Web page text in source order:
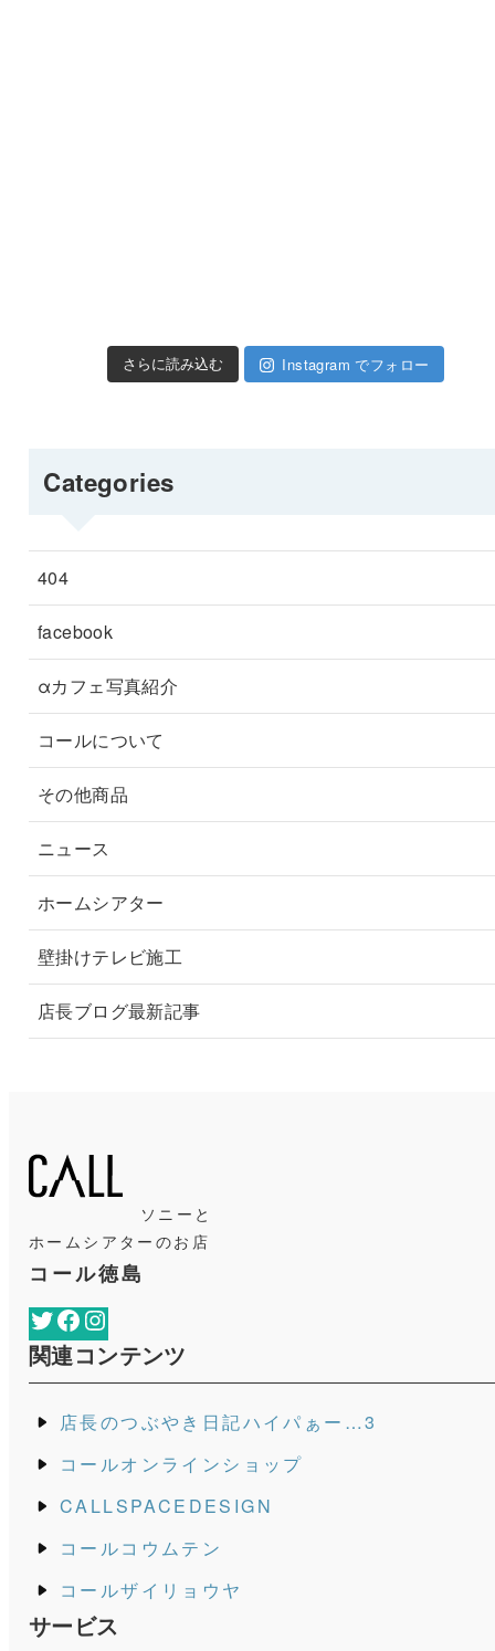
さらに読み込む Instagram でフォロー
Categories
404
facebook
αカフェ写真紹介
コールについて
その他商品
ニュース
ホームシアター
壁掛けテレビ施工
店長ブログ最新記事
ソニーと
ホームシアターのお店
コール徳島
TwitterFacebook
関連コンテンツ
店長のつぶやき日記ハイパぁー…3
コールオンラインショップ
CALLSPACEDESIGN
コールコウムテン
コールザイリョウヤ
サービス